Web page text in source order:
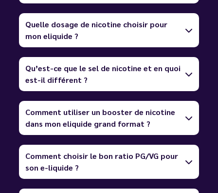
Quelle dosage de nicotine choisir pour
mon eliquide ?
Qu’est-ce que le sel de nicotine et en quoi
est-il différent ?
Comment utiliser un booster de nicotine
dans mon eliquide grand format ?
Comment choisir le bon ratio PG/VG pour
son e-liquide ?